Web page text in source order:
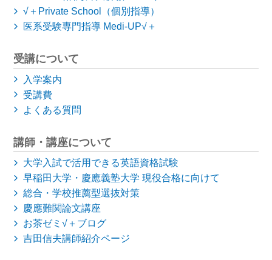
√＋Private School（個別指導）
医系受験専門指導 Medi-UP√＋
受講について
入学案内
受講費
よくある質問
講師・講座について
大学入試で活用できる英語資格試験
早稲田大学・慶應義塾大学現役合格に向けて
総合・学校推薦型選抜対策
慶應難関論文講座
お茶ゼミ√＋ブログ
吉田信夫講師紹介ページ